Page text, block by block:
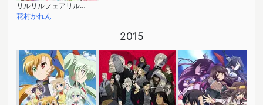
リルリルフェアリル～妖精のドア～
花村かれん
2015